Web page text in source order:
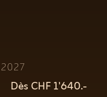
Dès CHF 1'640.-